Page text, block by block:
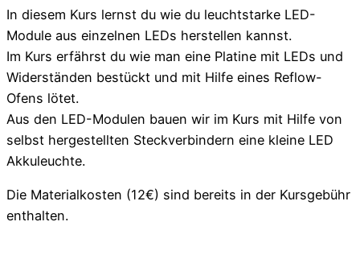
In diesem Kurs lernst du wie du leuchtstarke LED-
Module aus einzelnen LEDs herstellen kannst.
Im Kurs erfährst du wie man eine Platine mit LEDs und
Widerständen bestückt und mit Hilfe eines Reflow-
Ofens lötet.
Aus den LED-Modulen bauen wir im Kurs mit Hilfe von
selbst hergestellten Steckverbindern eine kleine LED
Akkuleuchte.
Die Materialkosten (12€) sind bereits in der Kursgebühr
enthalten.